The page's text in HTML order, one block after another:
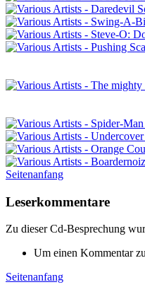
Seitenanfang
Leserkommentare
Zu dieser Cd-Besprechung
Um einen Kommentar
Seitenanfang